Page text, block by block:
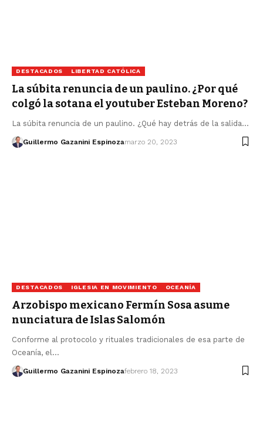
DESTACADOS LIBERTAD CATÓLICA
La súbita renuncia de un paulino. ¿Por qué
colgó la sotana el youtuber Esteban Moreno?
La súbita renuncia de un paulino. ¿Qué hay detrás de la salida…
Guillermo Gazanini Espinozamarzo 20, 2023
DESTACADOS IGLESIA EN MOVIMIENTO OCEANÍA
Arzobispo mexicano Fermín Sosa asume
nunciatura de Islas Salomón
Conforme al protocolo y rituales tradicionales de esa parte de
Oceanía, el…
Guillermo Gazanini Espinozafebrero 18, 2023